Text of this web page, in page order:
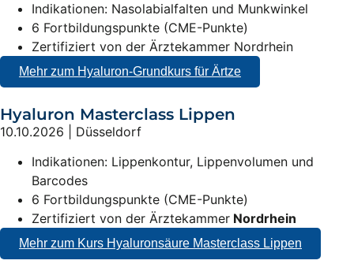
Indikationen: Nasolabialfalten und Munkwinkel
6 Fortbildungspunkte (CME-Punkte)
Zertifiziert von der Ärztekammer Nordrhein
Mehr zum Hyaluron-Grundkurs für Ärtze
Hyaluron Masterclass Lippen
10.10.2026 | Düsseldorf
Indikationen: Lippenkontur, Lippenvolumen und
Barcodes
6 Fortbildungspunkte (CME-Punkte)
Zertifiziert von der Ärztekammer Nordrhein
Mehr zum Kurs Hyaluronsäure Masterclass Lippen